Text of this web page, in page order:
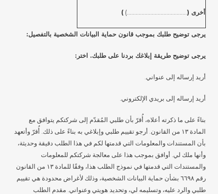
أخرى ( .........................................)
)
يرجى توضيح طلبك بموجب قانون حماية البيانات الشخصية بالتفصيل:
يرجى توضيح طريقة إبلاغك بردنا على طلبك. اختر:
أريد إرساله إلى عنواني.
أريد إرساله إلى بريدي الإلكتروني.
بناءً على ما ذكرته أعلاه، أُقرّ بأن طلبي المُقدّم إلى شركتكم يتوافق مع
المادة ١٣ من القانون. أرجو تقييم طلبي وإبلاغي به بناءً على ذلك. أُقرّ وأتعهد
بأن المستندات والمعلومات التي قدمتها لكم في هذا الطلب دقيقة وحديثة،
وأنها ملك لي. أوافق بموجب هذا على معالجة شركتكم للمعلومات
والمستندات التي قدمتها في نموذج الطلب هذا، وفقًا للمادة ١٣ من القانون
رقم ٦٦٩٨ بشأن حماية البيانات الشخصية، وذلك لأغراض محدودة هي تقييم
طلبي والرد عليه، وتسليمه لي، وتحديد هويتي وعنواني. مقدم الطلب